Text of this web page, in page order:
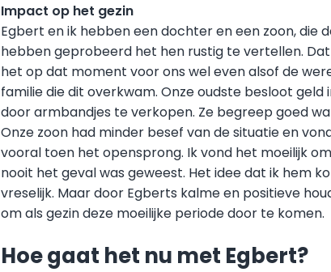
Impact op het gezin
Egbert en ik hebben een dochter en een zoon, die
hebben geprobeerd het hen rustig te vertellen.
het op dat moment voor ons wel even alsof de
familie die dit overkwam. Onze oudste besloot
door armbandjes te verkopen. Ze begreep goed
Onze zoon had minder besef van de situatie en
vooral toen het opensprong. Ik vond het moeilijk
nooit het geval was geweest. Het idee dat ik hem
vreselijk. Maar door Egberts kalme en positieve
om als gezin deze moeilijke periode door te komen.
Hoe gaat het nu met Egbert?